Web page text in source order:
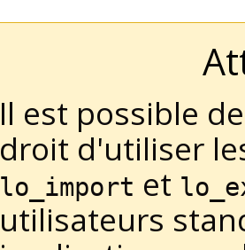
Il est possible
droit d'utiliser
lo_import et
utilisateurs